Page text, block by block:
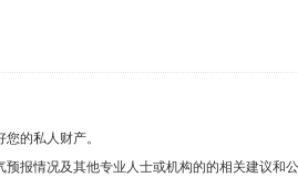
的私人财产。
报情况及其他专业人士或机构的的相关建议和公